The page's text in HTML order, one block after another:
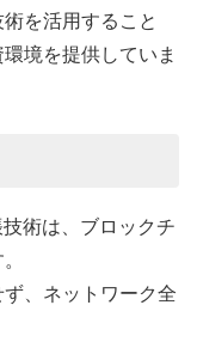
を活用すること
境を提供していま
術は、ブロックチ
、ネットワーク全